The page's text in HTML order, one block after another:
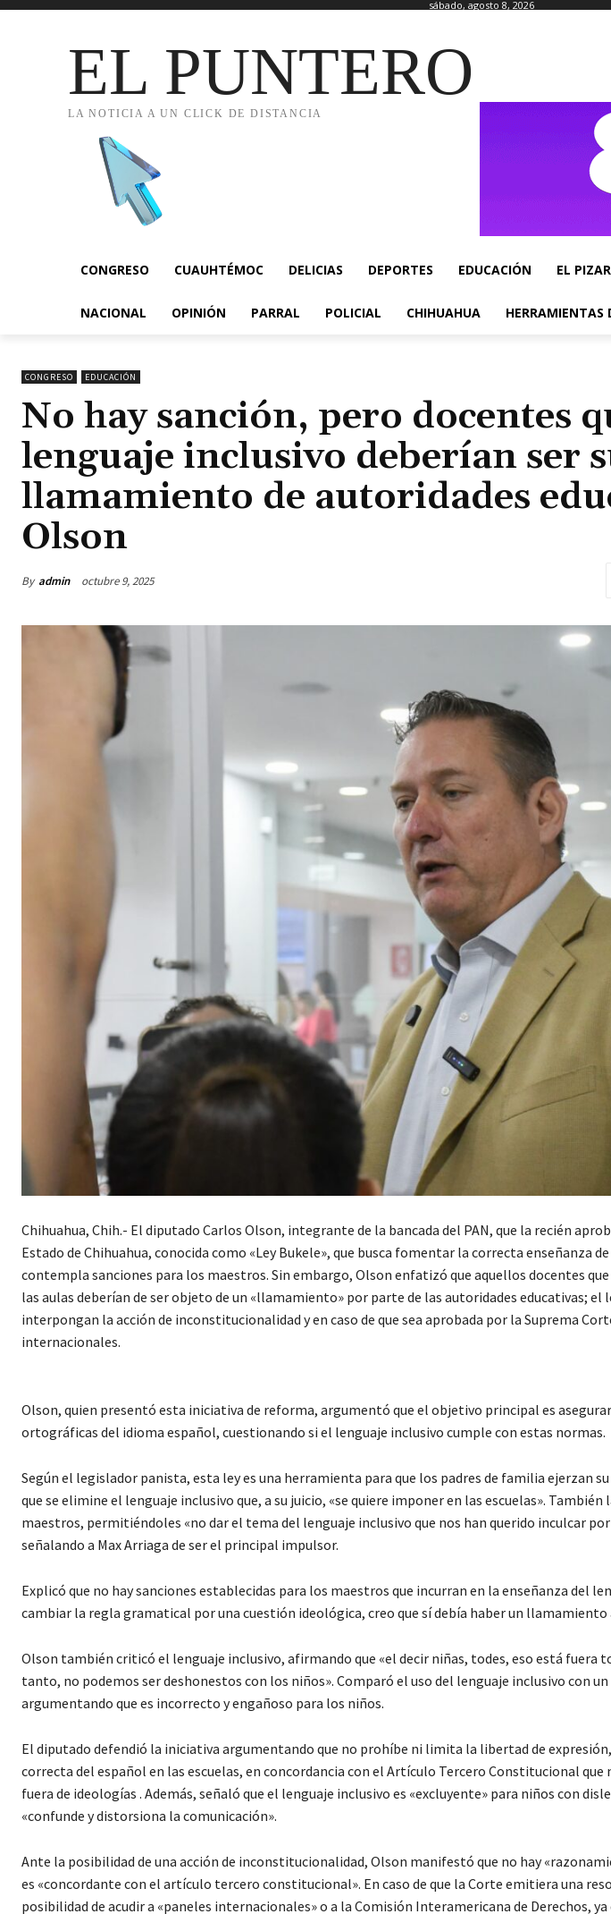
sábado, agosto 8, 2026
EL PUNTERO
LA NOTICIA A UN CLICK DE DISTANCIA
CONGRESO CUAUHTÉMOC DELICIAS DEPORTES EDUCACIÓN EL
NACIONAL OPINIÓN PARRAL POLICIAL CHIHUAHUA HERRAMIENTAS
CONGRESO EDUCACIÓN
No hay sanción, pero docentes
lenguaje inclusivo deberían ser
llamamiento de autoridades
Olson
By admin octubre 9, 2025
Chihuahua, Chih.- El diputado Carlos Olson, integrante de la bancada del PAN, que la recién
Estado de Chihuahua, conocida como «Ley Bukele», que busca fomentar la correcta enseñanza
contempla sanciones para los maestros. Sin embargo, Olson enfatizó que aquellos docentes
las aulas deberían de ser objeto de un «llamamiento» por parte de las autoridades educativas; el
interpongan la acción de inconstitucionalidad y en caso de que sea aprobada por la Suprema
internacionales.
Olson, quien presentó esta iniciativa de reforma, argumentó que el objetivo principal es
ortográficas del idioma español, cuestionando si el lenguaje inclusivo cumple con estas normas.
Según el legislador panista, esta ley es una herramienta para que los padres de familia ejerzan su
que se elimine el lenguaje inclusivo que, a su juicio, «se quiere imponer en las escuelas».
maestros, permitiéndoles «no dar el tema del lenguaje inclusivo que nos han querido inculcar
señalando a Max Arriaga de ser el principal impulsor.
Explicó que no hay sanciones establecidas para los maestros que incurran en la enseñanza del
cambiar la regla gramatical por una cuestión ideológica, creo que sí debía haber un llamamiento
Olson también criticó el lenguaje inclusivo, afirmando que «el decir niñas, todes, eso está fuera
tanto, no podemos ser deshonestos con los niños». Comparó el uso del lenguaje inclusivo con un
argumentando que es incorrecto y engañoso para los niños.
El diputado defendió la iniciativa argumentando que no prohíbe ni limita la libertad de
correcta del español en las escuelas, en concordancia con el Artículo Tercero Constitucional que
fuera de ideologías . Además, señaló que el lenguaje inclusivo es «excluyente» para niños con
«confunde y distorsiona la comunicación».
Ante la posibilidad de una acción de inconstitucionalidad, Olson manifestó que no hay
es «concordante con el artículo tercero constitucional». En caso de que la Corte emitiera una
posibilidad de acudir a «paneles internacionales» o a la Comisión Interamericana de Derechos, ya